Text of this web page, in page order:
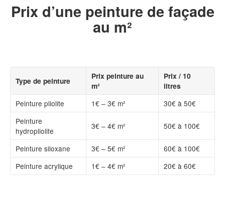
Prix d’une peinture de façade
au m²
Type de peinture
Prix peinture au
m²
Prix / 10
litres
Peinture pliolite
1€ – 3€ m²
30€ à 50€
Peinture
hydropliolite
3€ – 4€ m² 50€ à 100€
Peinture siloxane 3€ – 5€ m²
60€ à 100€
Peinture acrylique
1€ – 4€ m² 20€ à 60€